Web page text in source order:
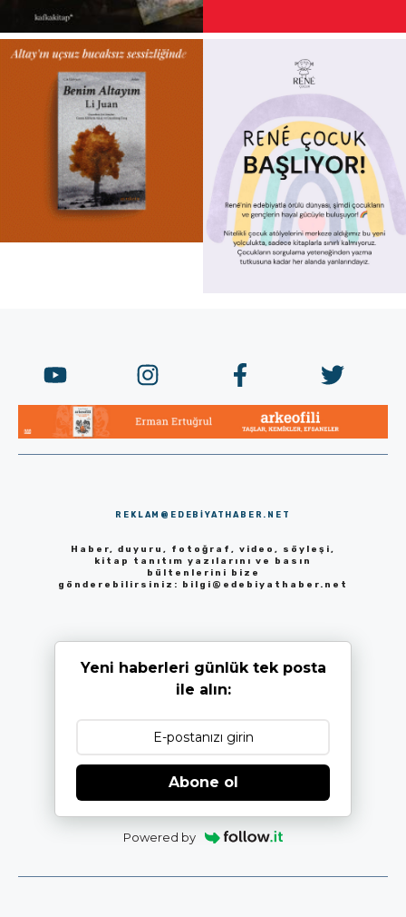
REKLAM@EDEBIYATHABER.NET
Haber, duyuru, fotoğraf, video, söyleşi,
kitap tanıtım yazılarını ve basın
bültenlerini bize
gönderebilirsiniz: bilgi@edebiyathaber.net
Yeni haberleri günlük tek posta
ile alın:
Abone ol
Powered by